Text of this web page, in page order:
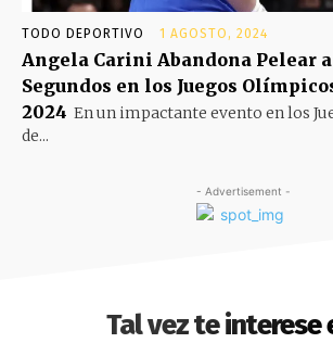
TODO DEPORTIVO 1 AGOSTO, 2024
Angela Carini Abandona Pelear a
Segundos en los Juegos
2024 En un impactante evento en los
de...
- Advertisement -
Tal vez te interese